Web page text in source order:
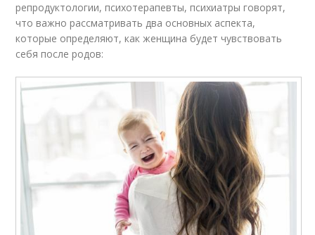
репродуктологии, психотерапевты, психиатры говорят,
что важно рассматривать два основных аспекта,
которые определяют, как женщина будет чувствовать
себя после родов: